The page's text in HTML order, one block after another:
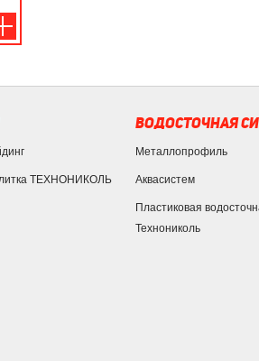
ТЕХНОНИКОЛЬ
ВОДОСТОЧНАЯ
Металлопрофиль
Аквасистем
Пластиковая
Технониколь